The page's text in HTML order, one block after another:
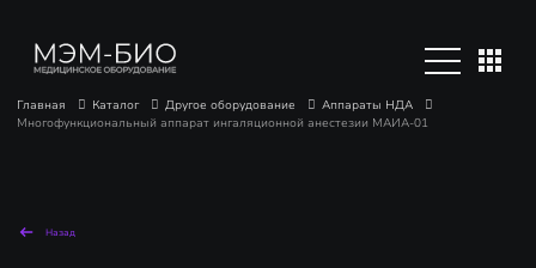
Главная Каталог Другое оборудование
Аппараты НДА
Многофункциональный аппарат ингаляционной анестезии МАИА-01
Назад